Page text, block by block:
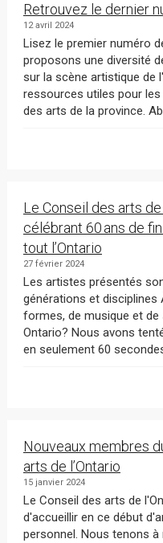
Retrouvez le dernier
12 avril 2024
Lisez le premier numéro de l'infolettre du CAO ! Nous
proposons une diversité
sur la scène artistique de
ressources utiles pour
Le Conseil des arts
célébrant 60 ans de
tout l’Ontario
27 février 2024
Les artistes présentés
générations et disciplines À quoi ressemble le festin de
formes, de musique et de sensations que sont les arts en
Ontario? Nous avons
Nouveaux membres
arts de l’Ontario
15 janvier 2024
Le Conseil des arts de l'Ontario (CAO) est heureux
d'accueillir en ce début
personnel. Nous tenons